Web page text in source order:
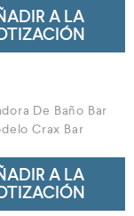
A LA
De Baño Bar
Crax Bar
A LA